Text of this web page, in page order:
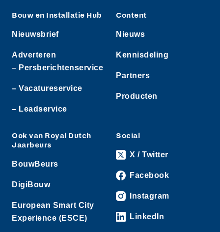
Bouw en Installatie Hub
Nieuwsbrief
Adverteren
– Persberichtenservice
– Vacatureservice
– Leadservice
Content
Nieuws
Kennisdeling
Partners
Producten
Ook van Royal Dutch
Jaarbeurs
BouwBeurs
DigiBouw
European Smart City
Experience (ESCE)
Social
X / Twitter
Facebook
Instagram
LinkedIn